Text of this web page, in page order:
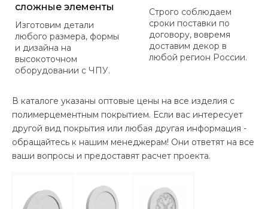
сложные элементы
Изготовим детали
любого размера, формы
и дизайна на
высокоточном
оборудовании с ЧПУ.
Строго соблюдаем
сроки поставки по
договору, вовремя
доставим декор в
любой регион России.
В каталоге указаны оптовые цены на все изделия с
полимерцементным покрытием. Если вас интересует
другой вид покрытия или любая другая информация -
обращайтесь к нашим менеджерам! Они ответят на все
ваши вопросы и предоставят расчет проекта.